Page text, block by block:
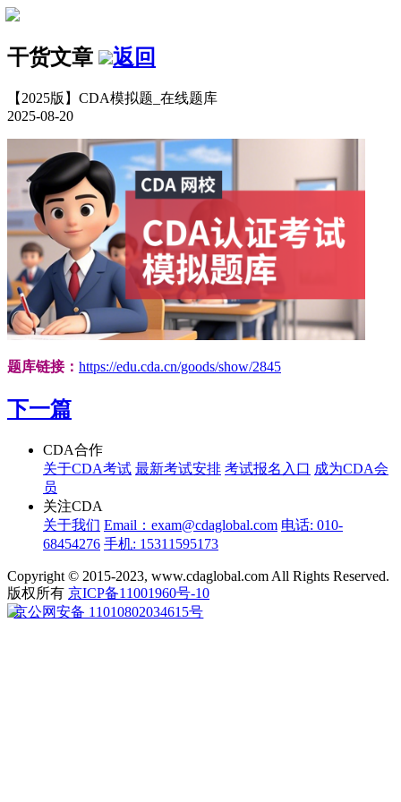
干货文章 返回
【2025版】CDA模拟题_在线题库
2025-08-20
题库链接： https://edu.cda.cn/goods/show/2845
下一篇
CDA合作
关于CDA考试 最新考试安排 考试报名入口 成为CDA会
员
关注CDA
关于我们 Email：exam@cdaglobal.com 电话: 010-
68454276 手机: 15311595173
Copyright © 2015-2023, www.cdaglobal.com All Rights Reserved.
版权所有 京ICP备11001960号-10
京公网安备 11010802034615号